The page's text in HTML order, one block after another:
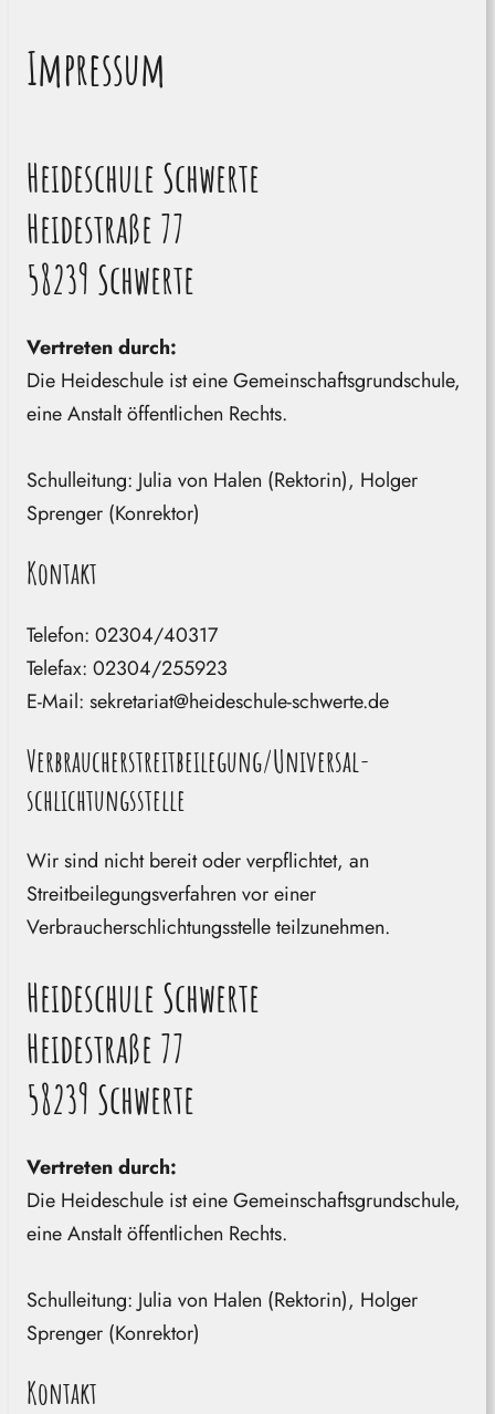
Impressum
Heideschule Schwerte
Heidestraße 77
58239 Schwerte
Vertreten durch:
Die Heideschule ist eine Gemeinschaftsgrundschule,
eine Anstalt öffentlichen Rechts.
Schulleitung: Julia von Halen (Rektorin), Holger
Sprenger (Konrektor)
Kontakt
Telefon: 02304/40317
Telefax: 02304/255923
E-Mail: sekretariat@heideschule-schwerte.de
Verbraucher­streit­beilegung/Universal­
Schlichtungs­stelle
Wir sind nicht bereit oder verpflichtet, an
Streitbeilegungsverfahren vor einer
Verbraucherschlichtungsstelle teilzunehmen.
Heideschule Schwerte
Heidestraße 77
58239 Schwerte
Vertreten durch:
Die Heideschule ist eine Gemeinschaftsgrundschule,
eine Anstalt öffentlichen Rechts.
Schulleitung: Julia von Halen (Rektorin), Holger
Sprenger (Konrektor)
Kontakt